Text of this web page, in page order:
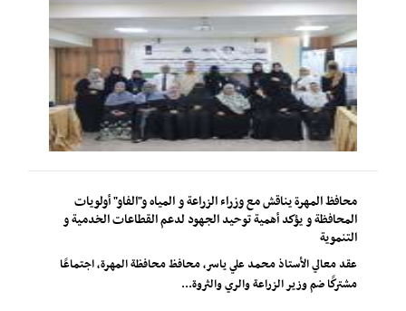
محافظ المهرة يناقش مع وزراء الزراعة و المياه و"الفاو" أولويات
المحافظة و يؤكد أهمية توحيد الجهود لدعم القطاعات الخدمية و
التنموية
عقد معالي الأستاذ محمد علي ياسر، محافظ محافظة المهرة، اجتماعًا
مشتركًا ضم وزير الزراعة والري والثروة...